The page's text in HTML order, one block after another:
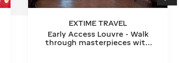
EXTIME TRAVEL
Early Access Louvre - Walk
through masterpieces with